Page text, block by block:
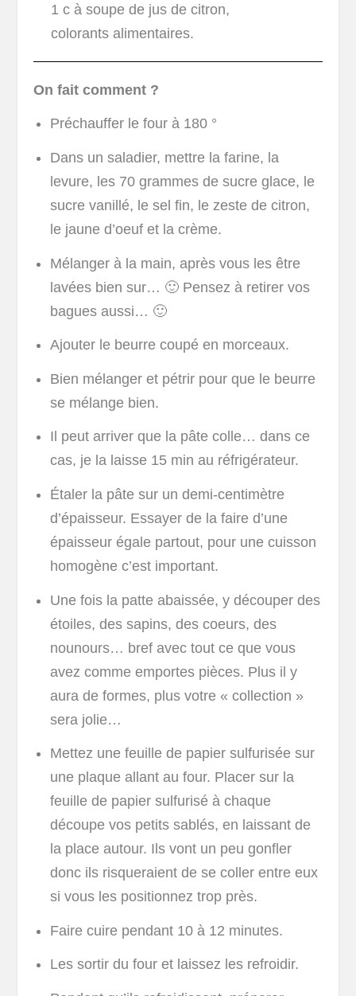
1 c à soupe de jus de citron,
colorants alimentaires.
On fait comment ?
Préchauffer le four à 180 °
Dans un saladier, mettre la farine, la
levure, les 70 grammes de sucre glace, le
sucre vanillé, le sel fin, le zeste de citron,
le jaune d’oeuf et la crème.
Mélanger à la main, après vous les être
lavées bien sur… 🙂 Pensez à retirer vos
bagues aussi… 🙂
Ajouter le beurre coupé en morceaux.
Bien mélanger et pétrir pour que le beurre
se mélange bien.
Il peut arriver que la pâte colle… dans ce
cas, je la laisse 15 min au réfrigérateur.
Étaler la pâte sur un demi-centimètre
d’épaisseur. Essayer de la faire d’une
épaisseur égale partout, pour une cuisson
homogène c’est important.
Une fois la patte abaissée, y découper des
étoiles, des sapins, des coeurs, des
nounours… bref avec tout ce que vous
avez comme emportes pièces. Plus il y
aura de formes, plus votre « collection »
sera jolie…
Mettez une feuille de papier sulfurisée sur
une plaque allant au four. Placer sur la
feuille de papier sulfurisé à chaque
découpe vos petits sablés, en laissant de
la place autour. Ils vont un peu gonfler
donc ils risqueraient de se coller entre eux
si vous les positionnez trop près.
Faire cuire pendant 10 à 12 minutes.
Les sortir du four et laissez les refroidir.